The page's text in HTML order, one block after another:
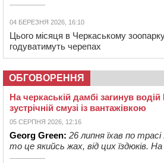
04 БЕРЕЗНЯ 2026, 16:10
Цього місяця в Черкаському
годуватимуть черепах
ОБГОВОРЕННЯ
На черкаській дамбі загинув
зустрічній смузі із вантажівкою
05 СЕРПНЯ 2026, 12:16
Georg Green: 26 липня їхав по
то це якийсь жах, від цих їздюків. На